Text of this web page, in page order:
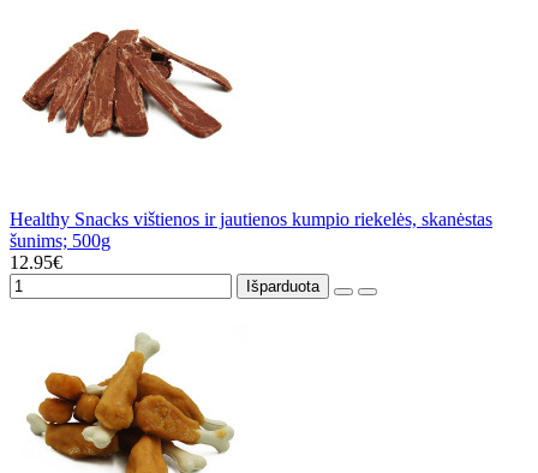
Healthy Snacks vištienos ir jautienos kumpio riekelės, skanėstas
šunims; 500g
12.95€
Išparduota